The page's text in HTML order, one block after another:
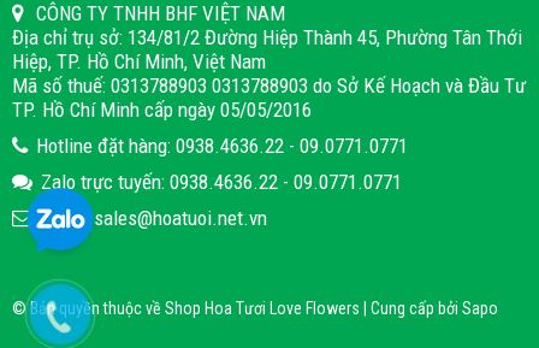
CÔNG TY TNHH BHF VIỆT NAM
Địa chỉ trụ sở: 134/81/2 Đường Hiệp Thành 45, Phường Tân Thới
Hiệp, TP. Hồ Chí Minh, Việt Nam
Mã số thuế: 0313788903 0313788903 do Sở Kế Hoạch và Đầu Tư
TP. Hồ Chí Minh cấp ngày 05/05/2016
Hotline đặt hàng: 0938.4636.22 - 09.0771.0771
Zalo trực tuyến: 0938.4636.22 - 09.0771.0771
Email: sales@hoatuoi.net.vn
© Bản quyền thuộc về Shop Hoa Tươi Love Flowers | Cung cấp bởi Sapo